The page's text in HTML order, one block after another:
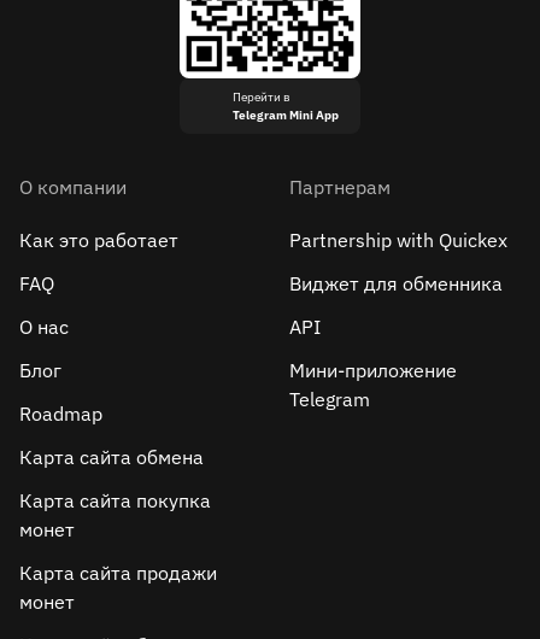
Перейти в
Telegram Mini App
О компании
Как это работает
FAQ
О нас
Блог
Roadmap
Карта сайта обмена
Карта сайта покупка
монет
Карта сайта продажи
монет
Партнерам
Partnership with Quickex
Виджет для обменника
API
Мини-приложение
Telegram